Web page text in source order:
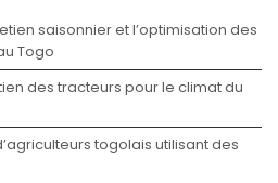
saisonnier et l’optimisation des
Togo
des tracteurs pour le climat du
togolais utilisant des